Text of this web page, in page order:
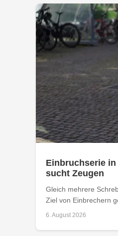
Einbruchserie
sucht Zeugen
Gleich mehrere
Ziel von Einbrechern
6. August 2026